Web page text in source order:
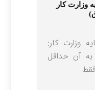
وزارت کار
وزارت کار:
به آن حداقل